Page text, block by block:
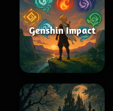
Genshin Impact